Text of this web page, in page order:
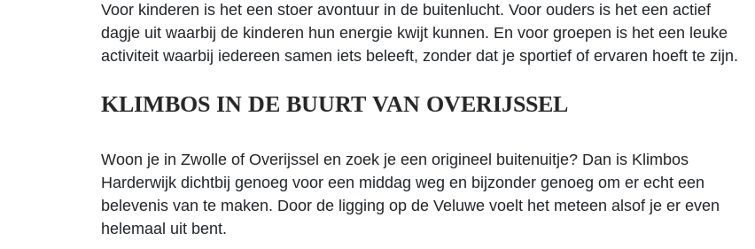
Voor kinderen is het een stoer avontuur in de buitenlucht. Voor ouders is het een actief
dagje uit waarbij de kinderen hun energie kwijt kunnen. En voor groepen is het een leuke
activiteit waarbij iedereen samen iets beleeft, zonder dat je sportief of ervaren hoeft te zijn.
KLIMBOS IN DE BUURT VAN OVERIJSSEL
Woon je in Zwolle of Overijssel en zoek je een origineel buitenuitje? Dan is Klimbos
Harderwijk dichtbij genoeg voor een middag weg en bijzonder genoeg om er echt een
belevenis van te maken. Door de ligging op de Veluwe voelt het meteen alsof je er even
helemaal uit bent.